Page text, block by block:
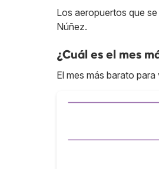
Los aeropuertos que
Núñez.
¿Cuál es el mes
El mes más barato